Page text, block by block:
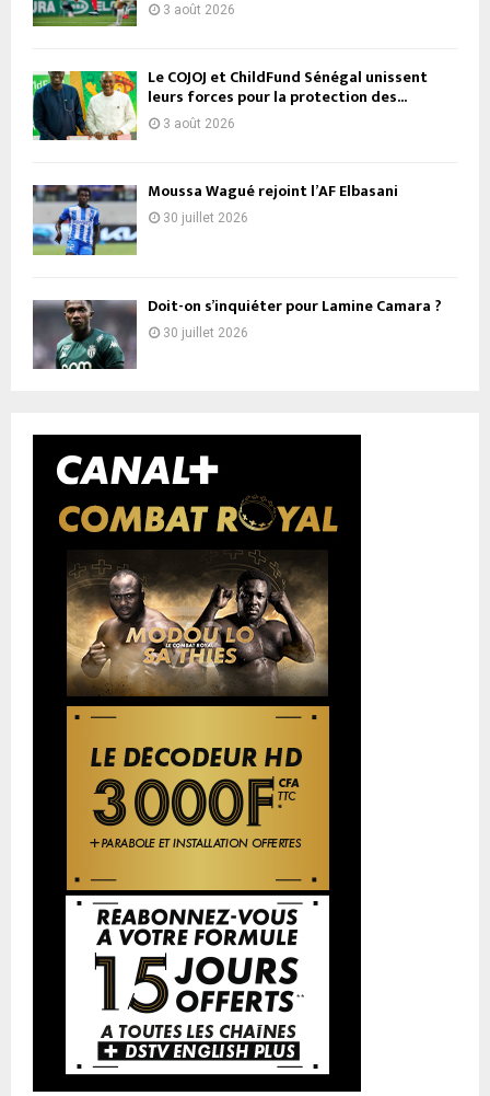
3 août 2026
Le COJOJ et ChildFund Sénégal unissent
leurs forces pour la protection des...
3 août 2026
Moussa Wagué rejoint l’AF Elbasani
30 juillet 2026
Doit-on s’inquiéter pour Lamine Camara ?
30 juillet 2026